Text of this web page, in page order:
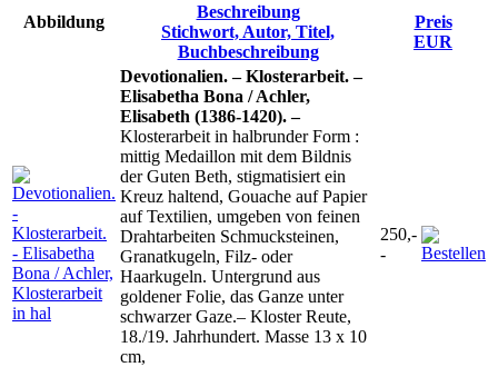
Abbildung
Beschreibung
Stichwort, Autor, Titel,
Buchbeschreibung
Preis
EUR
Devotionalien. – Klosterarbeit. –
Elisabetha Bona / Achler,
Elisabeth (1386-1420). –
Klosterarbeit in halbrunder Form :
mittig Medaillon mit dem Bildnis
der Guten Beth, stigmatisiert ein
Kreuz haltend, Gouache auf Papier
auf Textilien, umgeben von feinen
Drahtarbeiten Schmucksteinen,
Granatkugeln, Filz- oder
Haarkugeln. Untergrund aus
goldener Folie, das Ganze unter
schwarzer Gaze.– Kloster Reute,
18./19. Jahrhundert. Masse 13 x 10
cm,
250,-
-